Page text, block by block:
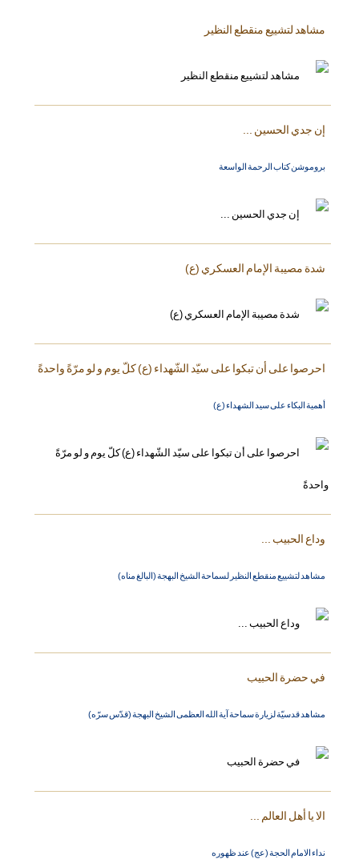
مشاهد لتشييع منقطع النظير
إن جدي الحسين ...
بروموشن كتاب الرحمة الواسعة
شدة مصيبة الإمام العسكري (ع)
احرصوا على أن تبكوا على سيّد الشّهداء (ع) كلّ يوم و لو مرّةً واحدةً
أهمية البكاء على سيد الشهداء (ع)
وداع الحبيب ...
مشاهد لتشييع منقطع النظير لسماحة الشيخ البهجة (البالغ مناه)
في حضرة الحبيب
مشاهد قدسيّة لزيارة سماحة آية الله العظمى الشيخ البهجة (قدّس سرّه)
الا يا أهل العالم ...
نداء الامام الحجة (عج) عند ظهوره